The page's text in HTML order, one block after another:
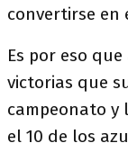
convertirse en
Es por eso
victorias que
campeonato y
el 10 de los